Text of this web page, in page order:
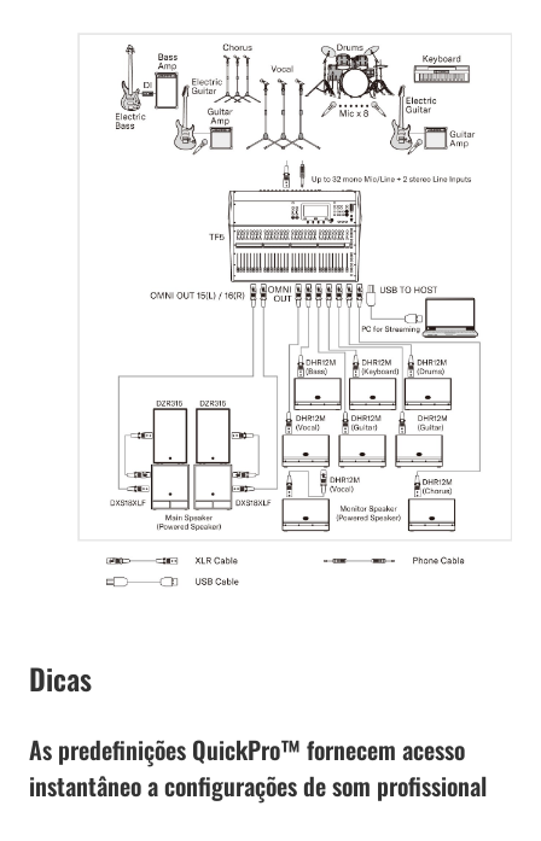
Dicas
As predefinições QuickPro™ fornecem acesso
instantâneo a configurações de som profissional